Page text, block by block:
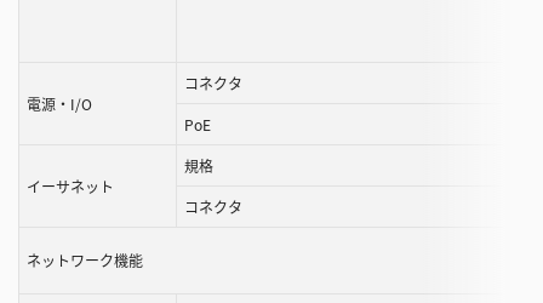
電源・I/O
コネクタ
PoE
イーサネット
規格
コネクタ
ネットワーク機能